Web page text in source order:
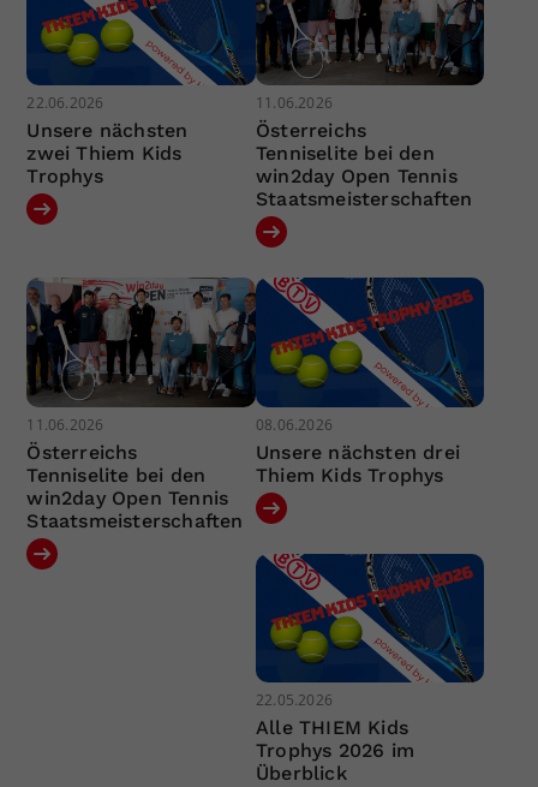
22.06.2026
Unsere nächsten
zwei Thiem Kids
Trophys
11.06.2026
Österreichs
Tenniselite bei den
win2day Open Tennis
Staatsmeisterschaften
11.06.2026
Österreichs
Tenniselite bei den
win2day Open Tennis
Staatsmeisterschaften
08.06.2026
Unsere nächsten drei
Thiem Kids Trophys
22.05.2026
Alle THIEM Kids
Trophys 2026 im
Überblick